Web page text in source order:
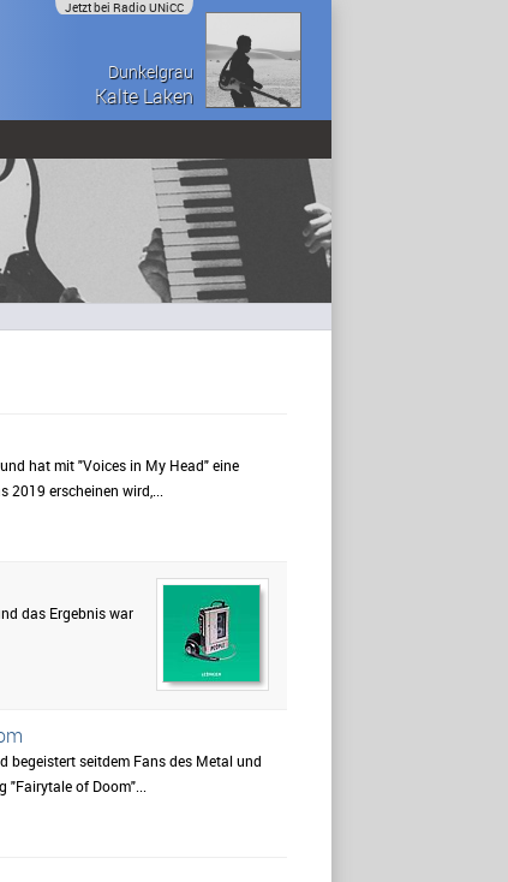
Jetzt bei Radio UNiCC
Dunkelgrau
Kalte Laken
hat mit "Voices in My Head" eine
erscheinen wird,...
das Ergebnis war
begeistert seitdem Fans des Metal und
of Doom"...